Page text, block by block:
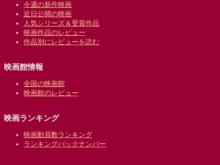
今週の新作映画
近日公開の映画
人気シリーズ＆受賞作品
映画作品のレビュー
作品別にレビューを読む
映画館情報
全国の映画館
映画館のレビュー
映画ランキング
映画動員数ランキング
ランキングバックナンバー